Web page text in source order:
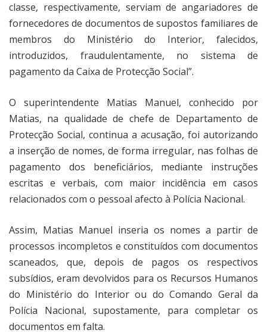
classe, respectivamente, serviam de angariadores de
fornecedores de documentos de supostos familiares de
membros do Ministério do Interior, falecidos,
introduzidos, fraudulentamente, no sistema de
pagamento da Caixa de Protecção Social”.
O superintendente Matias Manuel, conhecido por
Matias, na qualidade de chefe de Departamento de
Protecção Social, continua a acusação, foi autorizando
a inserção de nomes, de forma irregular, nas folhas de
pagamento dos beneficiários, mediante instruções
escritas e verbais, com maior incidência em casos
relacionados com o pessoal afecto à Polícia Nacional.
Assim, Matias Manuel inseria os nomes a partir de
processos incompletos e constituídos com documentos
scaneados, que, depois de pagos os respectivos
subsídios, eram devolvidos para os Recursos Humanos
do Ministério do Interior ou do Comando Geral da
Polícia Nacional, supostamente, para completar os
documentos em falta.